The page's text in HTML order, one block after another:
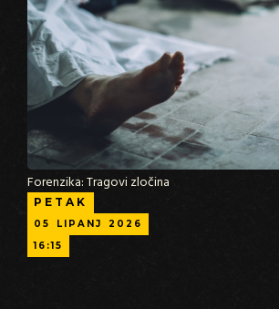
Forenzika: Tragovi zločina
PETAK
05 LIPANJ
2026
16:15